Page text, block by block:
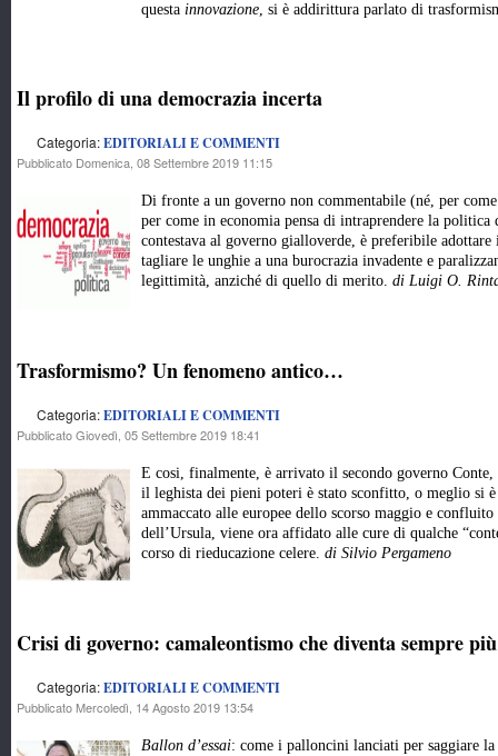
questa innovazione, si è addirittura parlato di
Il profilo di una democrazia incerta
Categoria:EDITORIALI E COMMENTI
Pubblicato Domenica, 08 Settembre 2019 11:15
Di fronte a un governo non commentabile (né, per
per come in economia pensa di intraprendere la
contestava al governo gialloverde, è preferibile
tagliare le unghie a una burocrazia invadente e
legittimità, anziché di quello di merito. di Luigi O.
Trasformismo? Un fenomeno antico…
Categoria:EDITORIALI E COMMENTI
Pubblicato Giovedì, 05 Settembre 2019 18:41
E cosi, finalmente, è arrivato il secondo governo
il leghista dei pieni poteri è stato sconfitto, o meglio
ammaccato alle europee dello scorso maggio e
dell’Ursula, viene ora affidato alle cure di qualche
corso di rieducazione celere. di Silvio Pergameno
Crisi di governo: camaleontismo che diventa sempre
Categoria:EDITORIALI E COMMENTI
Pubblicato Mercoledì, 14 Agosto 2019 13:54
Ballon d’essai: come i palloncini lanciati per saggiare